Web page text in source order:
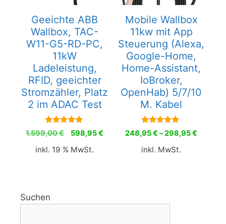
Geeichte ABB
Wallbox, TAC-
W11-G5-RD-PC,
11kW
Ladeleistung,
RFID, geeichter
Stromzähler, Platz
2 im ADAC Test
5.00
von 5
1.599,00€
Ursprünglicher
war:
598,95€ Aktueller
inkl. 19 % MwSt.
Mobile Wallbox
11kw mit App
Steuerung (Alexa,
Google-Home,
Home-Assistant,
IoBroker,
OpenHab) 5/7/10
M. Kabel
5.00
von 5
248,95€ –298,95€
inkl. MwSt.
Suchen